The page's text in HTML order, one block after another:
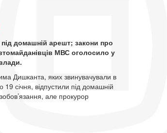
під домашній арешт; закони про
МВС оголосило у
Дишканта, яких звинувачували в
19 січня, відпустили під домашній
але прокурор